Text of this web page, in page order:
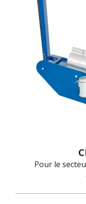
Pour le